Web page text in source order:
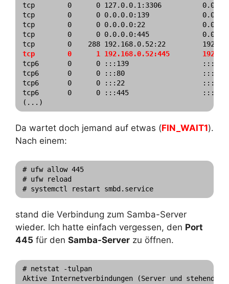
tcp        0      0 127.0.0.1:3306
tcp        0      0 0.0.0.0:139
tcp        0      0 0.0.0.0:22
tcp        0      0 0.0.0.0:445
tcp        0      1 192.168.0.52:445
tcp6       0      0 :::139                  :::*
tcp6       0      0 :::80                   :::*
tcp6       0      0 :::22                   :::*
tcp6       0      0 :::445                  :::*
Da wartet doch jemand auf etwas (FIN_WAIT1).
Nach einem:
# ufw allow 445
# ufw reload
# systemctl restart smbd.service
stand die Verbindung zum Samba-Server
wieder. Ich hatte einfach vergessen, den Port
445 für den Samba-Server zu öffnen.
# netstat -tulpan
Aktive Internetverbindungen (Server und stehende